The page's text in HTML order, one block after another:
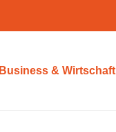
Business & Wirtschaft